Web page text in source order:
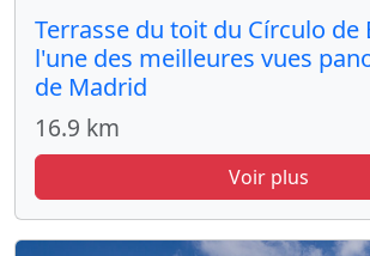
Terrasse du toit du Círculo de
l'une des meilleures vues
de Madrid
16.9 km
Voir plus